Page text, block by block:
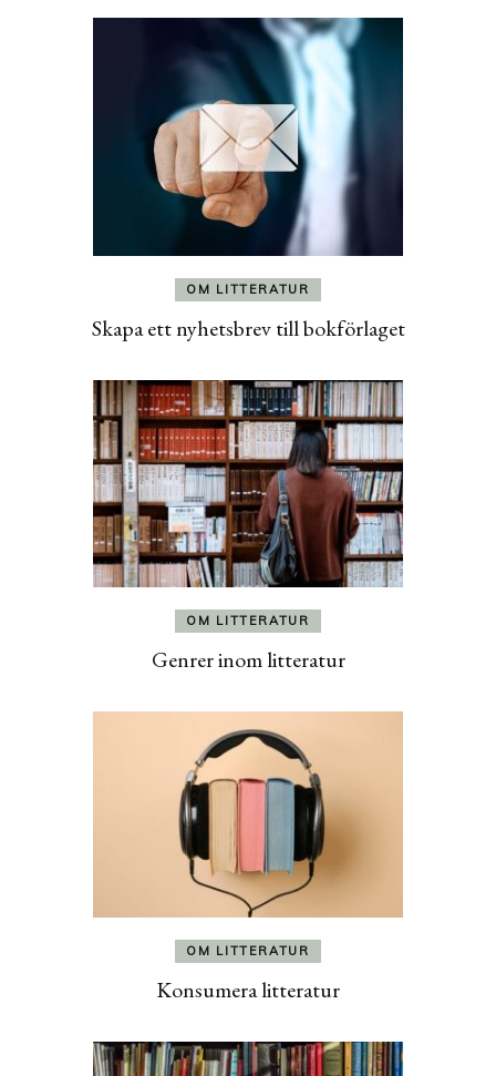
OM LITTERATUR
Skapa ett nyhetsbrev till bokförlaget
OM LITTERATUR
Genrer inom litteratur
OM LITTERATUR
Konsumera litteratur